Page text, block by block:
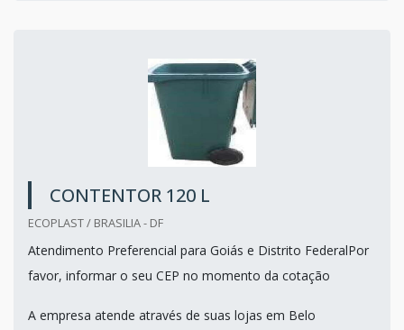
CONTENTOR 120 L
ECOPLAST / BRASILIA - DF
Atendimento Preferencial para Goiás e Distrito FederalPor
favor, informar o seu CEP no momento da cotação
A empresa atende através de suas lojas em Belo